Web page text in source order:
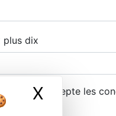
X
plus dix
case, j'accepte les
dessous **